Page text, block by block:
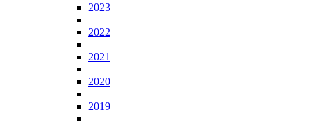
2023
2022
2021
2020
2019